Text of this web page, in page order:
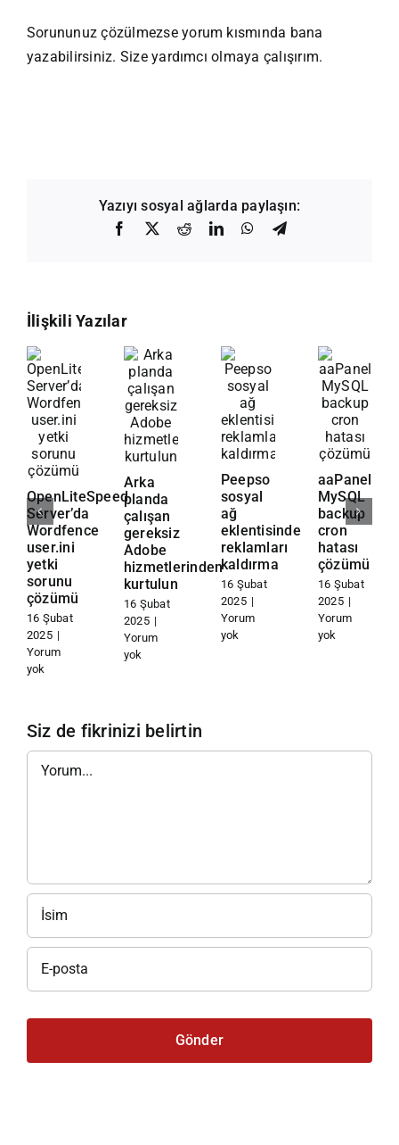
Sorununuz çözülmezse yorum kısmında bana
yazabilirsiniz. Size yardımcı olmaya çalışırım.
Yazıyı sosyal ağlarda paylaşın:
Facebook
X RedditLinkedInWhatsAppTelegram
İlişkili Yazılar
OpenLiteSpeed
Server’da
Wordfence
user.ini
yetki
sorunu
çözümü
16 Şubat
2025 |
Yorum
yok
Arka
planda
çalışan
gereksiz
Adobe
hizmetlerinden
kurtulun
16 Şubat
2025 |
Yorum
yok
Peepso
sosyal
ağ
eklentisinde
reklamları
kaldırma
16 Şubat
2025 |
Yorum
yok
aaPanel
MySQL
backup
cron
hatası
çözümü
16 Şubat
2025 |
Yorum
yok
Siz de fikrinizi belirtin
Yorum